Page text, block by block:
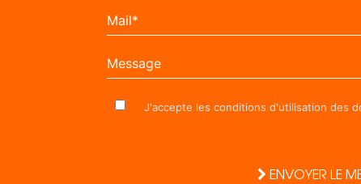
Mail*
Message
J'accepte les conditions d'utilisation des
ENVOYER LE